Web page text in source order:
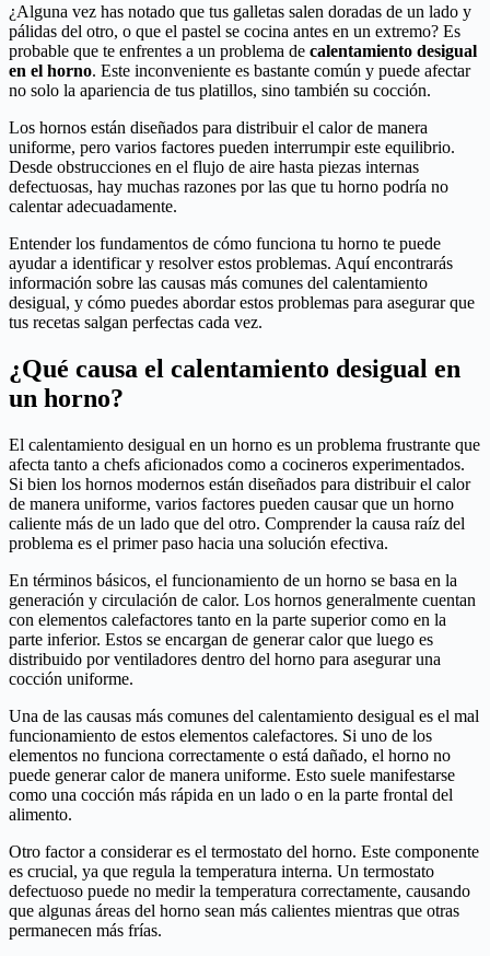
¿Alguna vez has notado que tus galletas salen doradas de un lado y
pálidas del otro, o que el pastel se cocina antes en un extremo? Es
probable que te enfrentes a un problema de calentamiento desigual
en el horno. Este inconveniente es bastante común y puede afectar
no solo la apariencia de tus platillos, sino también su cocción.
Los hornos están diseñados para distribuir el calor de manera
uniforme, pero varios factores pueden interrumpir este equilibrio.
Desde obstrucciones en el flujo de aire hasta piezas internas
defectuosas, hay muchas razones por las que tu horno podría no
calentar adecuadamente.
Entender los fundamentos de cómo funciona tu horno te puede
ayudar a identificar y resolver estos problemas. Aquí encontrarás
información sobre las causas más comunes del calentamiento
desigual, y cómo puedes abordar estos problemas para asegurar que
tus recetas salgan perfectas cada vez.
¿Qué causa el calentamiento desigual en
un horno?
El calentamiento desigual en un horno es un problema frustrante que
afecta tanto a chefs aficionados como a cocineros experimentados.
Si bien los hornos modernos están diseñados para distribuir el calor
de manera uniforme, varios factores pueden causar que un horno
caliente más de un lado que del otro. Comprender la causa raíz del
problema es el primer paso hacia una solución efectiva.
En términos básicos, el funcionamiento de un horno se basa en la
generación y circulación de calor. Los hornos generalmente cuentan
con elementos calefactores tanto en la parte superior como en la
parte inferior. Estos se encargan de generar calor que luego es
distribuido por ventiladores dentro del horno para asegurar una
cocción uniforme.
Una de las causas más comunes del calentamiento desigual es el mal
funcionamiento de estos elementos calefactores. Si uno de los
elementos no funciona correctamente o está dañado, el horno no
puede generar calor de manera uniforme. Esto suele manifestarse
como una cocción más rápida en un lado o en la parte frontal del
alimento.
Otro factor a considerar es el termostato del horno. Este componente
es crucial, ya que regula la temperatura interna. Un termostato
defectuoso puede no medir la temperatura correctamente, causando
que algunas áreas del horno sean más calientes mientras que otras
permanecen más frías.